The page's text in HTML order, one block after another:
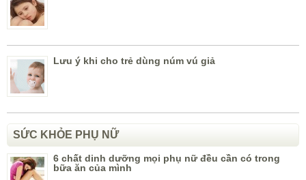
Lưu ý khi cho trẻ dùng núm vú giả
SỨC KHỎE PHỤ NỮ
6 chất dinh dưỡng mọi phụ nữ đều cần có trong
bữa ăn của mình